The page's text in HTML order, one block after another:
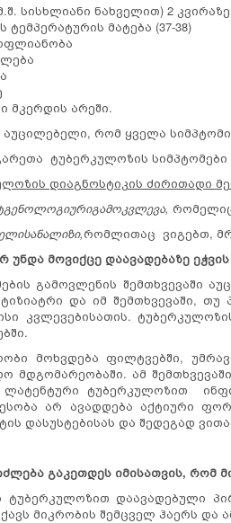
სისხლიანი ნახველით) 2
ტემპერატურის მატება (37-38)
მკერდის არეში.
აუცილებელი, რომ ყველა
ტუბერკულოზის
დიაგნოსტიკის ძირითადი
გამოკვლევა,
ანალიზი,რომლითაც ვიგებთ,
უნდა მოვიქცე დაავადებაზე ეჭვის
გამოვლენის შემთხვევაში
და იმ შემთხვევაში, თუ
კვლევებისათის.
მოხვდება ფილტვებში,
მდგომარეობაში. ამ
ლატენტური ტუბერკულოზით
არ ავადდება აქტიური
დასუსტებისას და შედეგად
გაკეთდეს იმისათვის, რომ
ტუბერკულოზით დაავადებული
მიკრობის შემცველ ჰაერს და